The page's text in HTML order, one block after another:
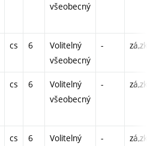
všeobecný
cs 6
Volitelný
všeobecný
- zá,zk
cs 6
Volitelný
všeobecný
- zá,zk
cs 6
Volitelný
- zá,zk